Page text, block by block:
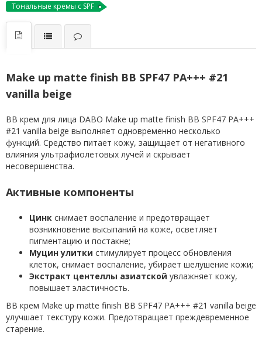
Тональные кремы с SPF
Make up matte finish BB SPF47 PA+++ #21
vanilla beige
BB крем для лица DABO Make up matte finish BB SPF47 PA+++
#21 vanilla beige выполняет одновременно несколько
функций. Средство питает кожу, защищает от негативного
влияния ультрафиолетовых лучей и скрывает
несовершенства.
Активные компоненты
Цинк снимает воспаление и предотвращает
возникновение высыпаний на коже, осветляет
пигментацию и постакне;
Муцин улитки стимулирует процесс обновления
клеток, снимает воспаление, убирает шелушение кожи;
Экстракт центеллы азиатской увлажняет кожу,
повышает эластичность.
BB крем Make up matte finish BB SPF47 PA+++ #21 vanilla beige
улучшает текстуру кожи. Предотвращает преждевременное
старение.